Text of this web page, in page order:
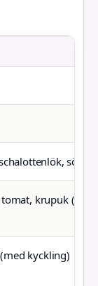
söt
krupuk
kyckling)